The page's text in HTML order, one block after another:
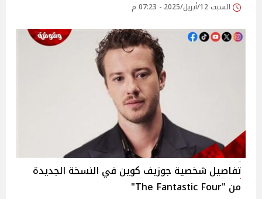
السبت 12/أبريل/2025 - 07:23 م
تفاصيل شخصية جوزيف كوين في النسخة الجديدة
من "The Fantastic Four"